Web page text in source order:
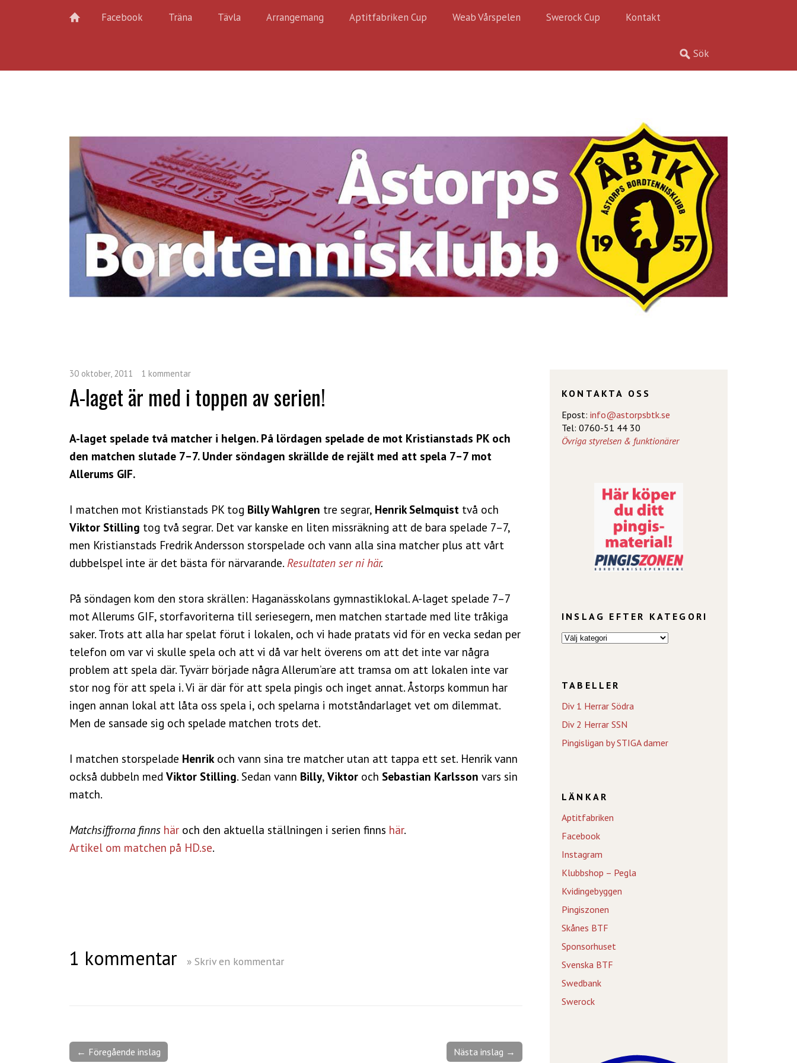
Facebook Träna Tävla Arrangemang Aptitfabriken Cup Weab Vårspelen Swerock Cup Kontakt
30 oktober, 2011 1 kommentar
A-laget är med i toppen av serien!
A-laget spelade två matcher i helgen. På lördagen spelade de mot Kristianstads PK och
den matchen slutade 7–7. Under söndagen skrällde de rejält med att spela 7–7 mot
Allerums GIF.
I matchen mot Kristianstads PK tog Billy Wahlgren tre segrar, Henrik Selmquist två och
Viktor Stilling tog två segrar. Det var kanske en liten missräkning att de bara spelade 7–7,
men Kristianstads Fredrik Andersson storspelade och vann alla sina matcher plus att vårt
dubbelspel inte är det bästa för närvarande. Resultaten ser ni här.
På söndagen kom den stora skrällen: Haganässkolans gymnastiklokal. A-laget spelade 7–7
mot Allerums GIF, storfavoriterna till seriesegern, men matchen startade med lite tråkiga
saker. Trots att alla har spelat förut i lokalen, och vi hade pratats vid för en vecka sedan per
telefon om var vi skulle spela och att vi då var helt överens om att det inte var några
problem att spela där. Tyvärr började några Allerum’are att tramsa om att lokalen inte var
stor nog för att spela i. Vi är där för att spela pingis och inget annat. Åstorps kommun har
ingen annan lokal att låta oss spela i, och spelarna i motståndarlaget vet om dilemmat.
Men de sansade sig och spelade matchen trots det.
I matchen storspelade Henrik och vann sina tre matcher utan att tappa ett set. Henrik vann
också dubbeln med Viktor Stilling. Sedan vann Billy, Viktor och Sebastian Karlsson vars sin
match.
Matchsiffrorna finns här och den aktuella ställningen i serien finns här.
Artikel om matchen på HD.se.
1 kommentar » Skriv en kommentar
Nästa inslag →
← Föregående inslag
KONTAKTA OSS
Epost: info@astorpsbtk.se
Tel: 0760-51 44 30
Övriga styrelsen & funktionärer
INSLAG EFTER KATEGORI
TABELLER
Div 1 Herrar Södra
Div 2 Herrar SSN
Pingisligan by STIGA damer
LÄNKAR
Aptitfabriken
Facebook
Instagram
Klubbshop – Pegla
Kvidingebyggen
Pingiszonen
Skånes BTF
Sponsorhuset
Svenska BTF
Swedbank
Swerock